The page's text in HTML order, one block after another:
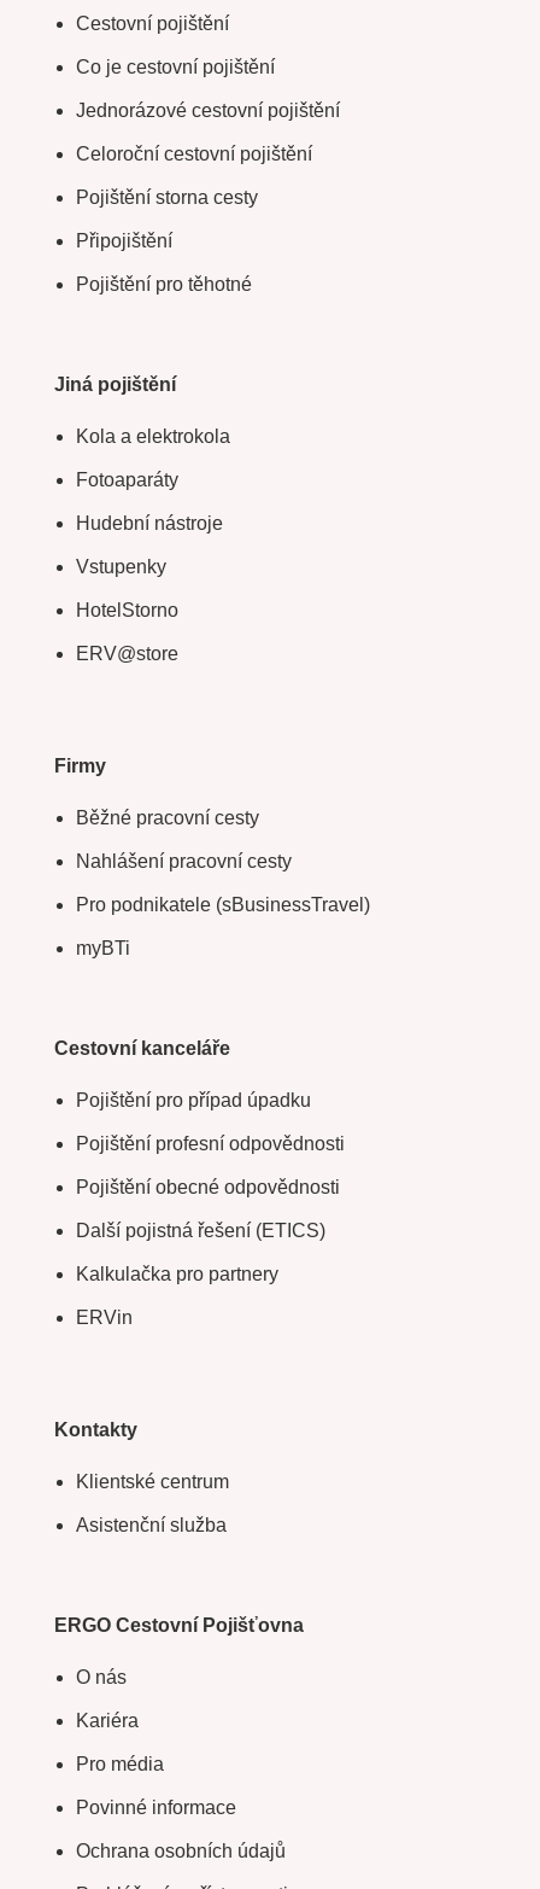
Cestovní pojištění
Co je cestovní pojištění
Jednorázové cestovní pojištění
Celoroční cestovní pojištění
Pojištění storna cesty
Připojištění
Pojištění pro těhotné
Jiná pojištění
Kola a elektrokola
Fotoaparáty
Hudební nástroje
Vstupenky
HotelStorno
ERV@store
Firmy
Běžné pracovní cesty
Nahlášení pracovní cesty
Pro podnikatele (sBusinessTravel)
myBTi
Cestovní kanceláře
Pojištění pro případ úpadku
Pojištění profesní odpovědnosti
Pojištění obecné odpovědnosti
Další pojistná řešení (ETICS)
Kalkulačka pro partnery
ERVin
Kontakty
Klientské centrum
Asistenční služba
ERGO Cestovní Pojišťovna
O nás
Kariéra
Pro média
Povinné informace
Ochrana osobních údajů